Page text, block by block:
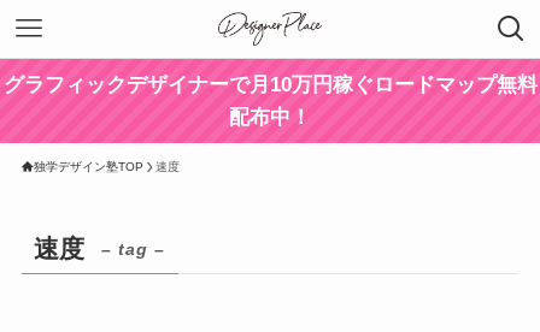
グラフィックデザイナーで月10万円稼ぐロードマップ無料
配布中！
独学デザイン塾TOP 速度
速度 – tag –